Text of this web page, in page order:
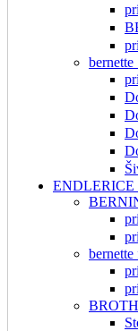
bernette
ENDLERICE